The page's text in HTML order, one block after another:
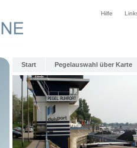
Hilfe
Start Pegelauswahl über Karte